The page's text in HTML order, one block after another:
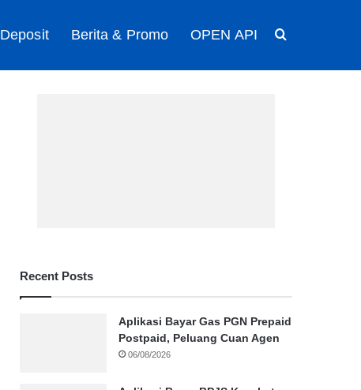
Deposit Berita & Promo OPEN API
Recent Posts
Aplikasi Bayar Gas PGN Prepaid
Postpaid, Peluang Cuan Agen
06/08/2026